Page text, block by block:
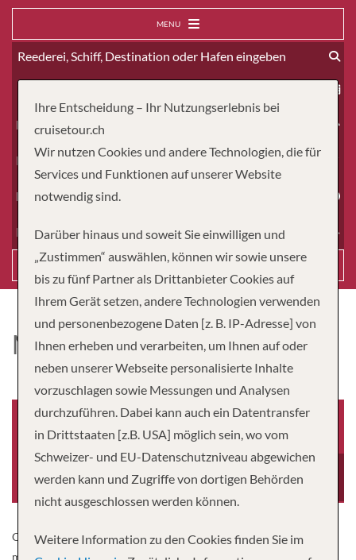
MENU
Erwachsene
Kinder
Dauer
Reiseart
Suchen
MS LAN DIEP
Baujahr
-0001
Besatzung
22
Our very popular ship MS Lan Diep takes you comfortably to the
most beautiful places on the Mekong. Due to its shallow draft and
Ihre Entscheidung – Ihr Nutzungserlebnis bei
cruisetour.ch
Wir nutzen Cookies und andere Technologien, die für
Services und Funktionen auf unserer Website
notwendig sind.
Darüber hinaus und soweit Sie einwilligen und
„Zustimmen“ auswählen, können wir sowie unsere
bis zu fünf Partner als Drittanbieter Cookies auf
Ihrem Gerät setzen, andere Technologien verwenden
und personenbezogene Daten [z. B. IP-Adresse] von
Ihnen erheben und verarbeiten, um Ihnen auf oder
neben unserer Webseite personalisierte Inhalte
vorzuschlagen sowie Messungen und Analysen
durchzuführen. Dabei kann auch ein Datentransfer
in Drittstaaten [z.B. USA] möglich sein, wo vom
Schweizer- und EU-Datenschutzniveau abgewichen
werden kann und Zugriffe von dortigen Behörden
nicht ausgeschlossen werden können.
Weitere Information zu den Cookies finden Sie im